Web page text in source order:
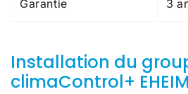
Garantie 3
Installation du
climaControl+